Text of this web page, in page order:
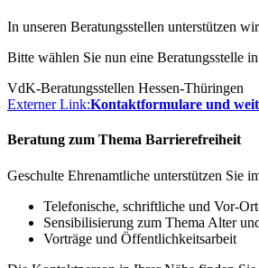
In unseren Beratungsstellen unterstützen
Bitte wählen Sie nun eine Beratungsstelle
VdK-Beratungsstellen Hessen-Thüringen
Externer Link:Kontaktformulare und
Beratung zum Thema Barrierefreiheit
Geschulte Ehrenamtliche unterstützen Sie
Telefonische, schriftliche und Vor-
Sensibilisierung zum Thema Alter
Vorträge und Öffentlichkeitsarbeit